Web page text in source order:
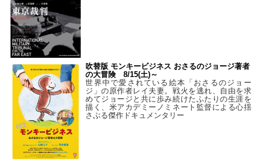
吹替版 モンキービジネス おさるのジョージ著者
の大冒険 8/15(土)～
世界中で愛されている絵本「おさるのジョー
ジ」の原作者レイ夫妻。戦火を逃れ、自由を求
めてジョージと共に歩み続けたふたりの生涯を
描く、米アカデミーノミネート監督による心揺
さぶる傑作ドキュメンタリー